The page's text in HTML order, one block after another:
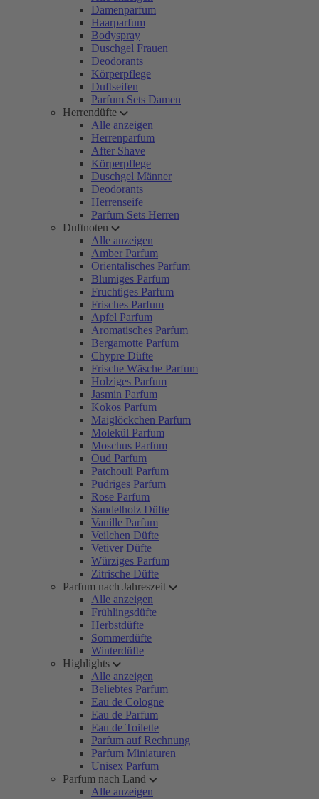
Damenparfum
Haarparfum
Bodyspray
Duschgel Frauen
Deodorants
Körperpflege
Duftseifen
Parfum Sets Damen
Herrendüfte
Alle anzeigen
Herrenparfum
After Shave
Körperpflege
Duschgel Männer
Deodorants
Herrenseife
Parfum Sets Herren
Duftnoten
Alle anzeigen
Amber Parfum
Orientalisches Parfum
Blumiges Parfum
Fruchtiges Parfum
Frisches Parfum
Apfel Parfum
Aromatisches Parfum
Bergamotte Parfum
Chypre Düfte
Frische Wäsche Parfum
Holziges Parfum
Jasmin Parfum
Kokos Parfum
Maiglöckchen Parfum
Molekül Parfum
Moschus Parfum
Oud Parfum
Patchouli Parfum
Pudriges Parfum
Rose Parfum
Sandelholz Düfte
Vanille Parfum
Veilchen Düfte
Vetiver Düfte
Würziges Parfum
Zitrische Düfte
Parfum nach Jahreszeit
Alle anzeigen
Frühlingsdüfte
Herbstdüfte
Sommerdüfte
Winterdüfte
Highlights
Alle anzeigen
Beliebtes Parfum
Eau de Cologne
Eau de Parfum
Eau de Toilette
Parfum auf Rechnung
Parfum Miniaturen
Unisex Parfum
Parfum nach Land
Alle anzeigen